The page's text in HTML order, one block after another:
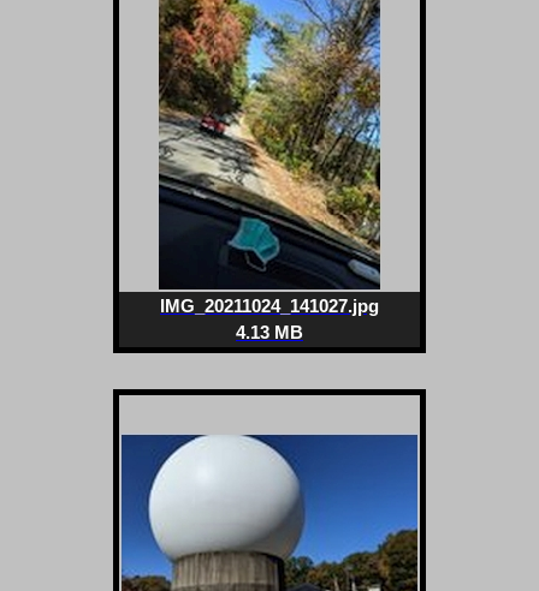
IMG_20211024_141027.jpg
4.13 MB